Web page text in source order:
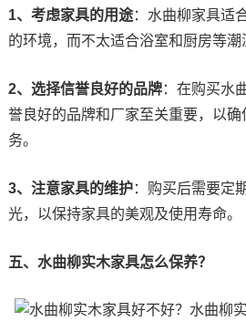
1、考虑家具的用途：水曲柳家具适
的环境，而不太适合浴室和厨房等潮
2、选择信誉良好的品牌：在购买水
誉良好的品牌和厂家至关重要，以
务。
3、注意家具的维护：购买后需要定
光，以保持家具的美观及使用寿命。
五、水曲柳实木家具怎么保养？